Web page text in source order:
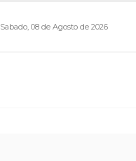
Sabado, 08 de Agosto de 2026